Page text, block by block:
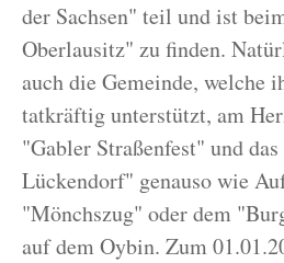
der Sachsen" teil und ist
Oberlausitz" zu finden.
auch die Gemeinde, welche
tatkräftig unterstützt, am
"Gabler Straßenfest" und
Lückendorf" genauso wie
"Mönchszug" oder dem
auf dem Oybin. Zum